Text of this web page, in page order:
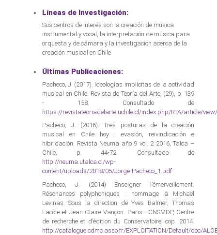
Líneas de Investigación:
Sus centros de interés son la creación de música
instrumental y vocal, la interpretación de música para
orquesta y de cámara y la investigación acerca de la
creación musical en Chile
Últimas Publicaciones:
Pacheco, J. (2017). Ideologías implícitas de la actividad
musical en Chile. Revista de Teoría del Arte, (29), p. 139
- 158. Consultado de
https://revistateoriadelarte.uchile.cl/index.php/RTA/article/
Pacheco, J. (2016). Tres posturas de la creación
musical en Chile hoy : evasión, reivindicación e
hibridación. Revista Neuma año 9 vol. 2 2016, Talca –
Chile, p. 44-72. Consultado de
http://neuma.utalca.cl/wp-
content/uploads/2018/05/Jorge-Pacheco_1.pdf
Pacheco, J. (2014) Enseigner l’émerveillement.
Résonances polyphoniques : hommage à Michaël
Levinas. Sous la direction de Yves Balmer, Thomas
Lacôte et Jean-Claire Vançon. Paris : CNSMDP, Centre
de recherche et d’édition du Conservatoire, cop. 2014.
http://catalogue.cdmc.asso.fr/EXPLOITATION/Default/doc/